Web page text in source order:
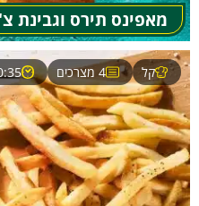
מאפינס תירס וגבינת
קל 4 מצרכים